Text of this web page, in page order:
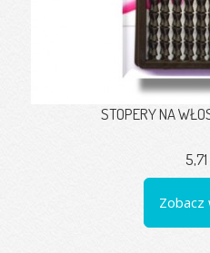
STOPERY NA
Zobacz